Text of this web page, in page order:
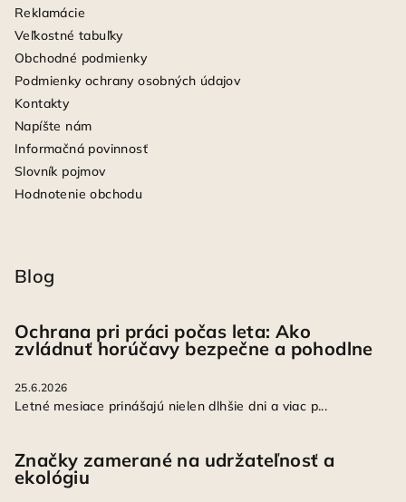
Reklamácie
Veľkostné tabuľky
Obchodné podmienky
Podmienky ochrany osobných údajov
Kontakty
Napíšte nám
Informačná povinnosť
Slovník pojmov
Hodnotenie obchodu
Blog
Ochrana pri práci počas leta: Ako
zvládnuť horúčavy bezpečne a pohodlne
25.6.2026
Letné mesiace prinášajú nielen dlhšie dni a viac p...
Značky zamerané na udržateľnosť a
ekológiu